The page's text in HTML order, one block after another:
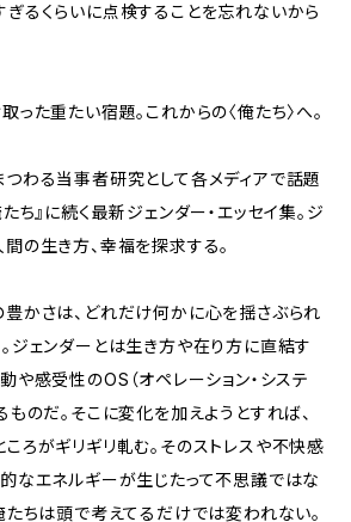
るくらいに点検することを忘れないから
った重たい宿題。これからの〈俺たち〉へ。
わる当事者研究として各メディアで話題
たち』に続く最新ジェンダー・エッセイ集。ジ
の生き方、幸福を探求する。
豊かさは、どれだけ何かに心を揺さぶられ
ジェンダーとは生き方や在り方に直結す
や感受性のOS（オペレーション・システ
ものだ。そこに変化を加えようとすれば、
ろがギリギリ軋む。そのストレスや不快感
なエネルギーが生じたって不思議ではな
たちは頭で考えてるだけでは変われない。